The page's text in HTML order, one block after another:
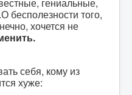
бесполезности того,
хочется не
себя, кому из
хуже: